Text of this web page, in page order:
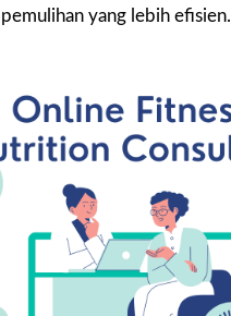
yang lebih efisien.